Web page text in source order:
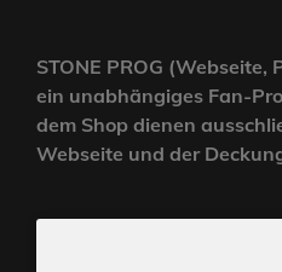
STONE PROG (Webseite,
ein unabhängiges Fan-
dem Shop dienen
Webseite und der